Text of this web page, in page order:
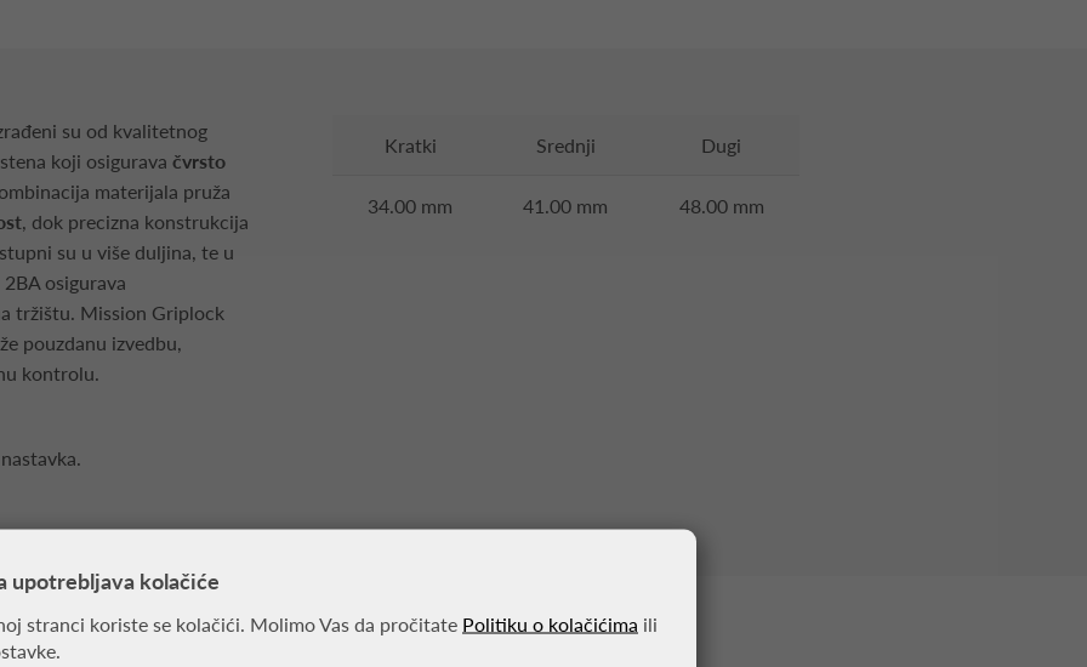
su od kvalitetnog
koji osigurava čvrsto
materijala pruža
, dok precizna konstrukcija
su u više duljina, te u
osigurava
tržištu. Mission Griplock
pouzdanu izvedbu,
kontrolu.
Kratki Srednji Dugi
34.00 mm 41.00 mm 48.00 mm
upotrebljava kolačiće
stranci koriste se kolačići. Molimo Vas da pročitate Politiku o kolačićima ili